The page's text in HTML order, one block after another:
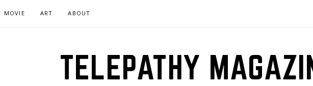
MOVIE ART ABOUT
TELEPATHY